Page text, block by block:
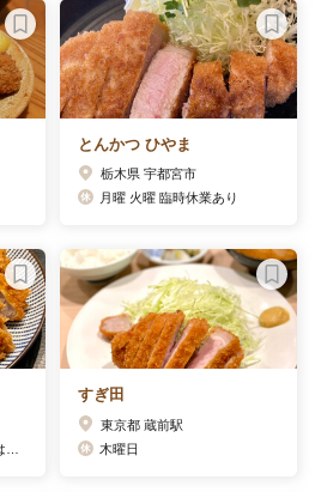
とんかつ ひやま
栃木県 宇都宮市
月曜 火曜 臨時休業あり
すぎ田
東京都 蔵前駅
木曜日